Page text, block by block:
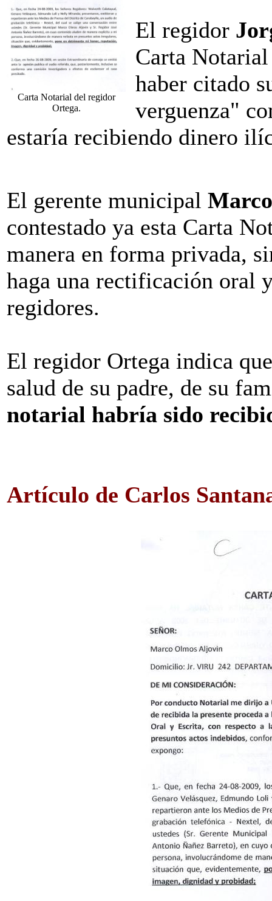
Carta Notarial del regidor
Ortega.
El regidor
Carta
haber citado
verguenza"
estaría recibiendo dinero
El gerente municipal
contestado ya esta Carta
manera en forma privada,
haga una rectificación oral
regidores.
El regidor Ortega indica
salud de su padre, de su
notarial habría sido
Artículo de Carlos